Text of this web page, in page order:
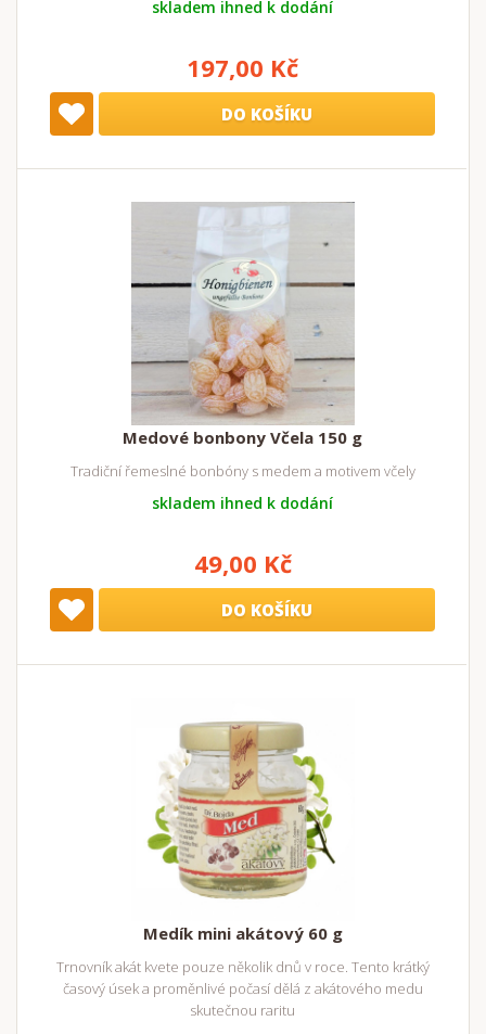
skladem ihned k dodání
197,00 Kč
DO KOŠÍKU
Medové bonbony Včela 150 g
Tradiční řemeslné bonbóny s medem a motivem včely
skladem ihned k dodání
49,00 Kč
DO KOŠÍKU
Medík mini akátový 60 g
Trnovník akát kvete pouze několik dnů v roce. Tento krátký
časový úsek a proměnlivé počasí dělá z akátového medu
skutečnou raritu